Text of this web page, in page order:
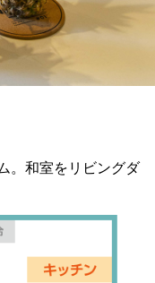
。和室をリビングダ